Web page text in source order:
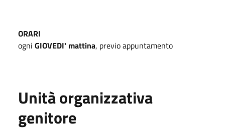
ORARI
ogni GIOVEDI' mattina, previo appuntamento
Unità organizzativa
genitore